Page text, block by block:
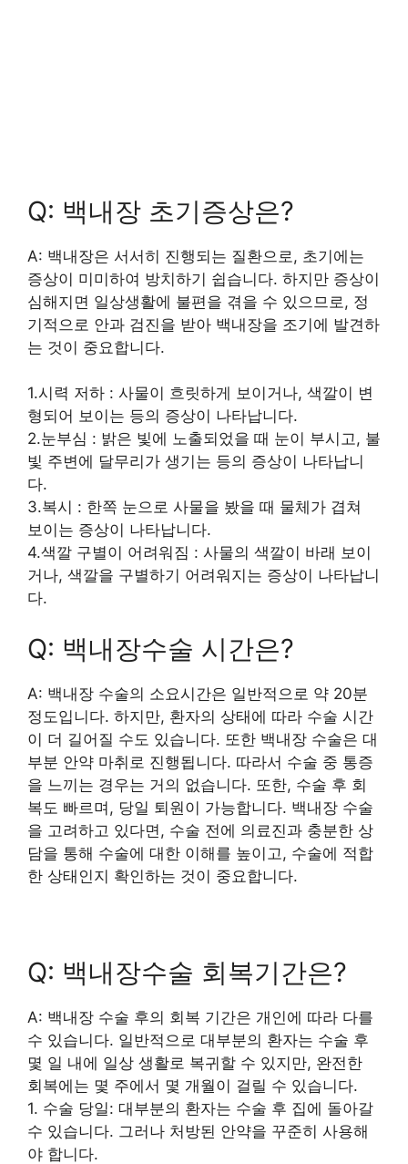
Q: 백내장 초기증상은?
A: 백내장은 서서히 진행되는 질환으로, 초기에는
증상이 미미하여 방치하기 쉽습니다. 하지만 증상이
심해지면 일상생활에 불편을 겪을 수 있으므로, 정
기적으로 안과 검진을 받아 백내장을 조기에 발견하
는 것이 중요합니다.
1.시력 저하 : 사물이 흐릿하게 보이거나, 색깔이 변
형되어 보이는 등의 증상이 나타납니다.
2.눈부심 : 밝은 빛에 노출되었을 때 눈이 부시고, 불
빛 주변에 달무리가 생기는 등의 증상이 나타납니
다.
3.복시 : 한쪽 눈으로 사물을 봤을 때 물체가 겹쳐
보이는 증상이 나타납니다.
4.색깔 구별이 어려워짐 : 사물의 색깔이 바래 보이
거나, 색깔을 구별하기 어려워지는 증상이 나타납니
다.
Q: 백내장수술 시간은?
A: 백내장 수술의 소요시간은 일반적으로 약 20분
정도입니다. 하지만, 환자의 상태에 따라 수술 시간
이 더 길어질 수도 있습니다. 또한 백내장 수술은 대
부분 안약 마취로 진행됩니다. 따라서 수술 중 통증
을 느끼는 경우는 거의 없습니다. 또한, 수술 후 회
복도 빠르며, 당일 퇴원이 가능합니다. 백내장 수술
을 고려하고 있다면, 수술 전에 의료진과 충분한 상
담을 통해 수술에 대한 이해를 높이고, 수술에 적합
한 상태인지 확인하는 것이 중요합니다.
Q: 백내장수술 회복기간은?
A: 백내장 수술 후의 회복 기간은 개인에 따라 다를
수 있습니다. 일반적으로 대부분의 환자는 수술 후
몇 일 내에 일상 생활로 복귀할 수 있지만, 완전한
회복에는 몇 주에서 몇 개월이 걸릴 수 있습니다.
1. 수술 당일: 대부분의 환자는 수술 후 집에 돌아갈
수 있습니다. 그러나 처방된 안약을 꾸준히 사용해
야 합니다.